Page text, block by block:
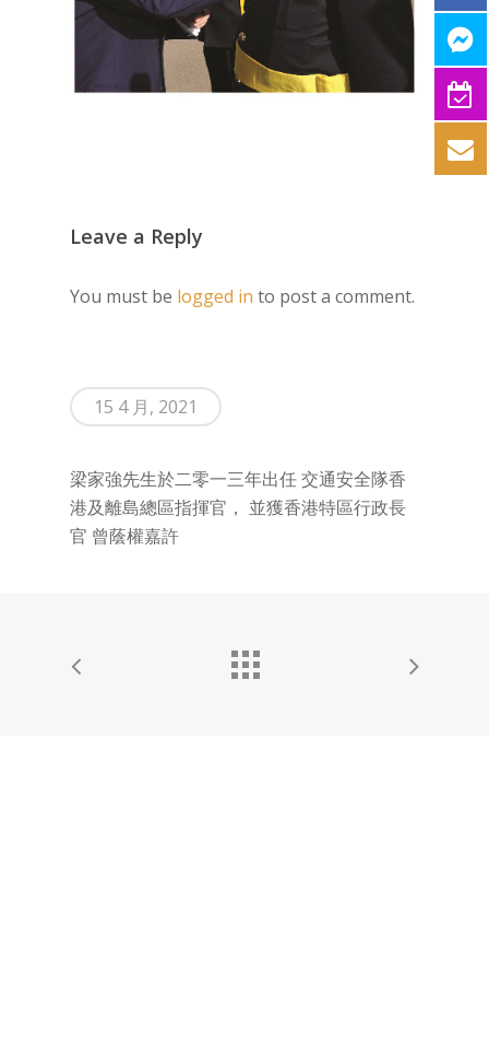
Leave a Reply
You must be logged in to post a comment.
15 4 月, 2021
梁家強先生於二零一三年出任 交通安全隊香
港及離島總區指揮官， 並獲香港特區行政長
官 曾蔭權嘉許